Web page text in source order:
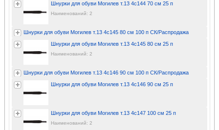
Шнурки для обуви Могилев т.13 4с144 70 см 25 п
Наименований: 2
Шнурки для обуви Могилев т.13 4с145 80 см 100 п СК/Распродажа
Шнурки для обуви Могилев т.13 4с145 80 см 25 п
Наименований: 2
Шнурки для обуви Могилев т.13 4с146 90 см 100 п СК/Распродажа
Шнурки для обуви Могилев т.13 4с146 90 см 25 п
Шнурки для обуви Могилев т.13 4с147 100 см 25 п
Наименований: 2